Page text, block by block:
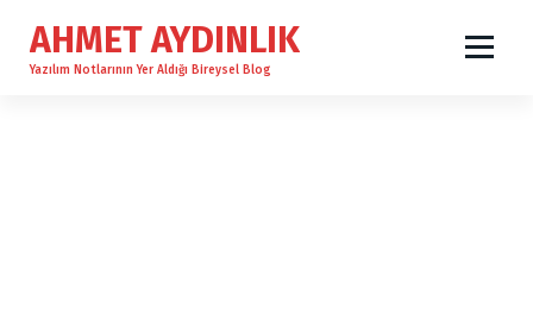
AHMET AYDINLIK
Yazılım Notlarının Yer Aldığı Bireysel Blog